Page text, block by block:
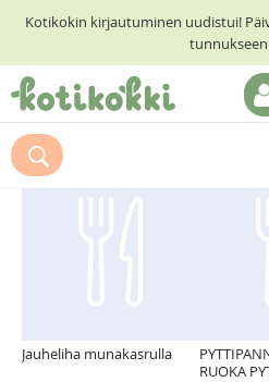
Kotikokin kirjautuminen uudistui!
ETUSIVU
RESEPTIHAKU
Suosittelemme myös
Jauheliha munakasrulla
RUOKA